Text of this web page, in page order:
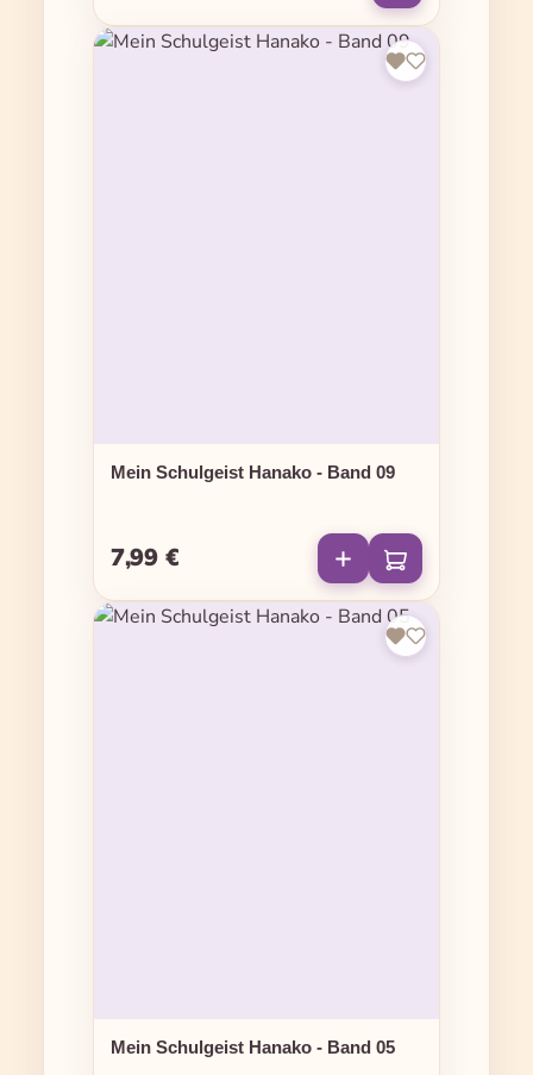
Mein Schulgeist Hanako - Band 09
Regulärer Preis:
7,99 €
Mein Schulgeist Hanako - Band 05